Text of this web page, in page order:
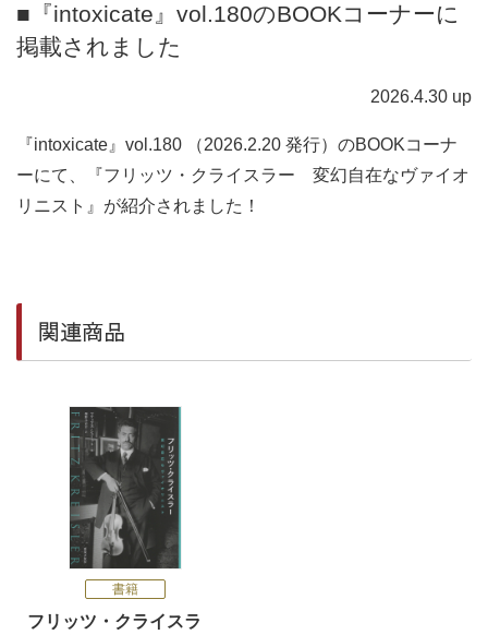
■『intoxicate』vol.180のBOOKコーナーに
掲載されました
2026.4.30 up
『intoxicate』vol.180 （2026.2.20 発行）のBOOKコーナ
ーにて、『フリッツ・クライスラー 変幻自在なヴァイオ
リニスト』が紹介されました！
関連商品
書籍
フリッツ・クライスラ